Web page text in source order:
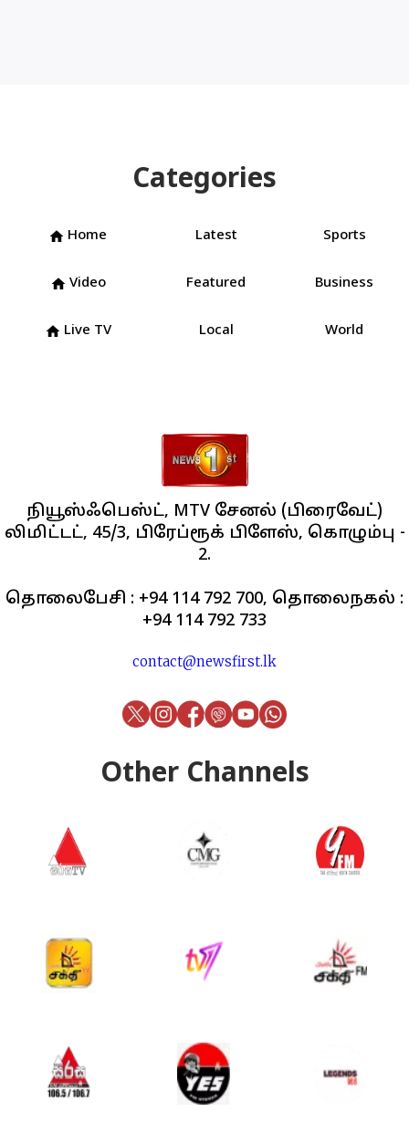
நியூஸ்ஃபெஸ்ட், MTV சேனல் (பிரைவேட்)
லிமிட்டட், 45/3, பிரேப்ரூக் பிளேஸ், கொழும்பு -
2.
தொலைபேசி : +94 114 792 700, தொலைநகல் :
+94 114 792 733
contact@newsfirst.lk
Categories
home Home Latest Sports
home Video Featured Business
home Live TV Local World
Other Channels